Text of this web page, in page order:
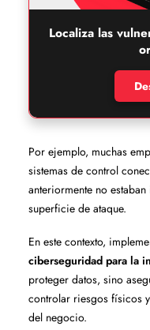
Localiza las
Por ejemplo, muchas
sistemas de control
anteriormente no
superficie de ataque.
En este contexto,
ciberseguridad para la
proteger datos, sino
controlar riesgos físicos
del negocio.